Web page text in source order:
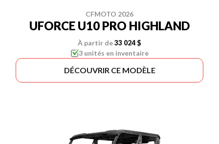
CFMOTO 2026
UFORCE U10 PRO HIGHLAND
À partir de33 024 $
3 unités en inventaire
DÉCOUVRIR CE MODÈLE